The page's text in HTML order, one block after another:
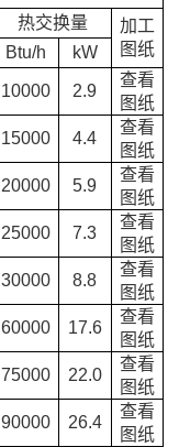
热交换量
加工
图纸
Btu/h
kW
10000 2.9
查看
图纸
15000 4.4
查看
图纸
20000 5.9
查看
图纸
25000 7.3
查看
图纸
30000 8.8
查看
图纸
60000 17.6
查看
图纸
75000 22.0
查看
图纸
90000 26.4
查看
图纸